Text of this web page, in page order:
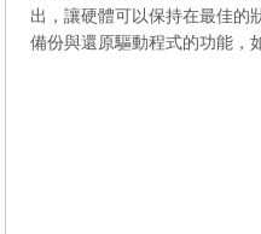
出，讓硬體可以保持在最佳的
備份與還原驅動程式的功能，